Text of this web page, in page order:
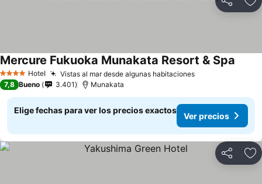
Compartir
4 EstrellasHotel Vistas al mar desde algunas habitacionesVer precios
Mercure Fukuoka Munakata Resort & Spa
7,8 Bueno 3.401 Munakata
Elige fechas para ver los precios exactos
Ver precios
Compartir